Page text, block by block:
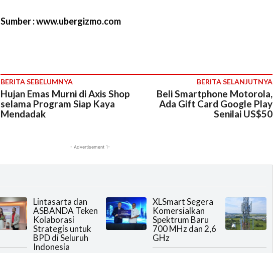
Sumber : www.ubergizmo.com
BERITA SEBELUMNYA
Hujan Emas Murni di Axis Shop
selama Program Siap Kaya
Mendadak
BERITA SELANJUTNYA
Beli Smartphone Motorola,
Ada Gift Card Google Play
Senilai US$50
- Advertisement 1-
Lintasarta dan
ASBANDA Teken
Kolaborasi
Strategis untuk
BPD di Seluruh
Indonesia
XLSmart Segera
Komersialkan
Spektrum Baru
700 MHz dan 2,6
GHz